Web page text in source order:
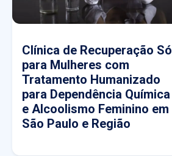
Clínica de Recuperação Só
para Mulheres com
Tratamento Humanizado
para Dependência Química
e Alcoolismo Feminino em
São Paulo e Região